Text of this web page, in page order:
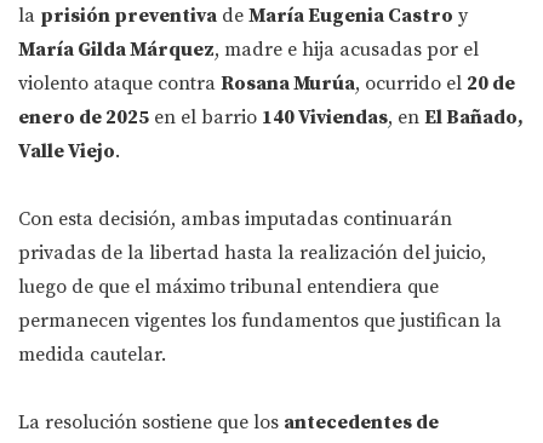
la prisión preventiva de María Eugenia Castro y
María Gilda Márquez, madre e hija acusadas por el
violento ataque contra Rosana Murúa, ocurrido el 20 de
enero de 2025 en el barrio 140 Viviendas, en El Bañado,
Valle Viejo.
Con esta decisión, ambas imputadas continuarán
privadas de la libertad hasta la realización del juicio,
luego de que el máximo tribunal entendiera que
permanecen vigentes los fundamentos que justifican la
medida cautelar.
La resolución sostiene que los antecedentes de